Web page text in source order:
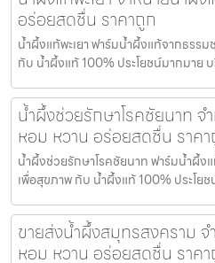
อร่อยสดชื่น ราคาถูก
น้ำผึ้งแท้พะเยา ฟาร์มน้ำผึ้งแท้จากธรร
กับ น้ำผึ้งแท้ 100% ประโยชน์มากมาย
น้ำผึ้งช่วยรักษาโรคชัยนาท
หอม หวาน อร่อยสดชื่น ราค
น้ำผึ้งช่วยรักษาโรคชัยนาท ฟาร์มน้ำผึ้ง
เพื่อสุขภาพ กับ น้ำผึ้งแท้ 100% ประโย
ขายส่งน้ำผึ้งสมุทรสงคราม
หอม หวาน อร่อยสดชื่น ราค